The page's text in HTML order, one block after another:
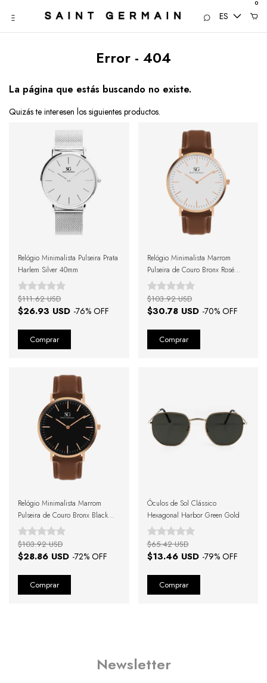
ES
0
Error - 404
La página que estás buscando no existe.
Quizás te interesen los siguientes productos.
Relógio Minimalista Pulseira Prata
Harlem Silver 40mm
$26.93 USD -76% OFF
$111.62 USD
Relógio Minimalista Marrom
Pulseira de Couro Bronx Rosé
Gold 40mm
$30.78 USD -70% OFF
$103.92 USD
Relógio Minimalista Marrom
Pulseira de Couro Bronx Black
Rosé Gold 40mm
$28.86 USD -72% OFF
$103.92 USD
Óculos de Sol Clássico
Hexagonal Harbor Green Gold
$13.46 USD -79% OFF
$65.42 USD
Newsletter